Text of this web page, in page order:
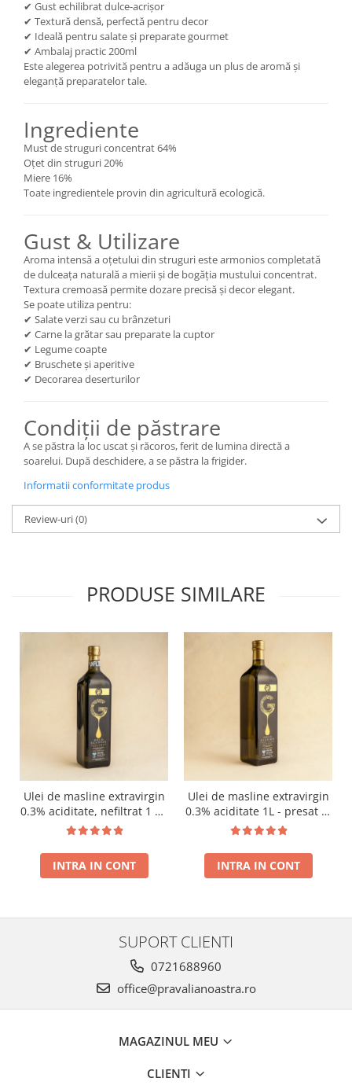
✔ Gust echilibrat dulce-acrișor
✔ Textură densă, perfectă pentru decor
✔ Ideală pentru salate și preparate gourmet
✔ Ambalaj practic 200ml
Este alegerea potrivită pentru a adăuga un plus de aromă și
eleganță preparatelor tale.
Ingrediente
Must de struguri concentrat 64%
Oțet din struguri 20%
Miere 16%
Toate ingredientele provin din agricultură ecologică.
Gust & Utilizare
Aroma intensă a oțetului din struguri este armonios completată
de dulceața naturală a mierii și de bogăția mustului concentrat.
Textura cremoasă permite dozare precisă și decor elegant.
Se poate utiliza pentru:
✔ Salate verzi sau cu brânzeturi
✔ Carne la grătar sau preparate la cuptor
✔ Legume coapte
✔ Bruschete și aperitive
✔ Decorarea deserturilor
Condiții de păstrare
A se păstra la loc uscat și răcoros, ferit de lumina directă a
soarelui. După deschidere, a se păstra la frigider.
Informatii conformitate produs
Review-uri(0)
PRODUSE SIMILARE
Ulei de masline extravirgin
0.3% aciditate, nefiltrat 1 L -
presat la rece RECOLTA
INTRA IN CONT
Ulei de masline extravirgin
0.3% aciditate 1L - presat la
rece RECOLTA NOUA
INTRA IN CONT
SUPORT CLIENTI
0721688960
office@pravalianoastra.ro
MAGAZINUL MEU
CLIENTI